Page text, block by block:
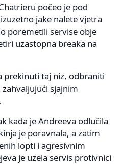
počeo je pod
jake nalete vjetra
poremetili servise obje
uzastopna breaka na
prekinuti taj niz, odbraniti
sjajnim
kada je Andreeva odlučila
je poravnala, a zatim
lopti i agresivnim
je uzela servis protivnici